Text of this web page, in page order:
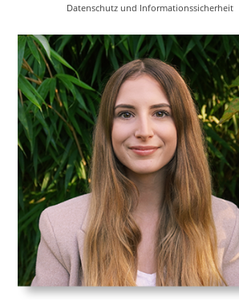
Datenschutz und Informationssicherheit